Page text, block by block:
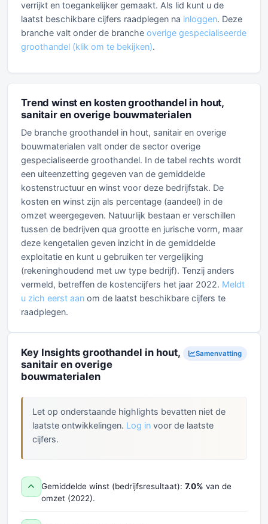
verrijkt en toegankelijker gemaakt. Als lid kunt u de
laatst beschikbare cijfers raadplegen na inloggen. Deze
branche valt onder de branche overige gespecialiseerde
groothandel (klik om te bekijken).
Trend winst en kosten groothandel in hout,
sanitair en overige bouwmaterialen
De branche groothandel in hout, sanitair en overige
bouwmaterialen valt onder de sector overige
gespecialiseerde groothandel. In de tabel rechts wordt
een uiteenzetting gegeven van de gemiddelde
kostenstructuur en winst voor deze bedrijfstak. De
kosten en winst zijn als percentage (aandeel) in de
omzet weergegeven. Natuurlijk bestaan er verschillen
tussen de bedrijven qua grootte en jurische vorm, maar
deze kengetallen geven inzicht in de gemiddelde
exploitatie en kunt u gebruiken ter vergelijking
(rekeninghoudend met uw type bedrijf). Tenzij anders
vermeld, betreffen de kostencijfers het jaar 2022. Meldt
u zich eerst aan om de laatst beschikbare cijfers te
raadplegen.
Key Insights groothandel in hout,
sanitair en overige
bouwmaterialen
Samenvatting
Let op onderstaande highlights bevatten niet de
laatste ontwikkelingen. Log in voor de laatste
cijfers.
Gemiddelde winst (bedrijfsresultaat): 7.0% van de
omzet (2022).